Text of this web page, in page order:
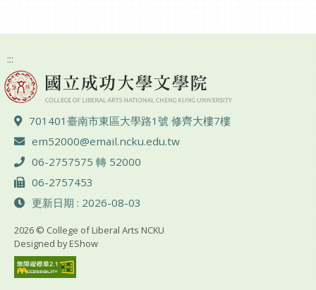
:::
地址 ：
701401臺南市東區大學路1號 修齊大樓7樓
電子郵件 ：
em52000@email.ncku.edu.tw
電話 ：
06-2757575 轉 52000
傳真 ：
06-2757453
更新日期 : 2026-08-03
2026 © College of Liberal Arts NCKU
Designed byEShow